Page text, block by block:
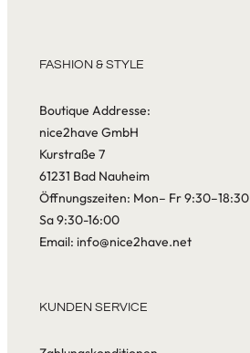
FASHION & STYLE
Boutique Addresse:
nice2have GmbH
Kurstraße 7
61231 Bad Nauheim
Öffnungszeiten: Mon– Fr 9:30–18:30
Sa 9:30-16:00
Email: info@nice2have.net
KUNDEN SERVICE